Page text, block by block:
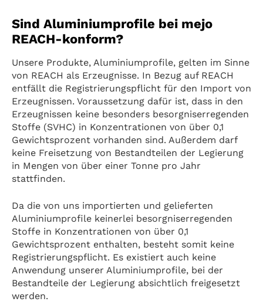
Sind Aluminiumprofile bei mejo
REACH-konform?
Unsere Produkte, Aluminiumprofile, gelten im Sinne
von REACH als Erzeugnisse. In Bezug auf REACH
entfällt die Registrierungspflicht für den Import von
Erzeugnissen. Voraussetzung dafür ist, dass in den
Erzeugnissen keine besonders besorgniserregenden
Stoffe (SVHC) in Konzentrationen von über 0,1
Gewichtsprozent vorhanden sind. Außerdem darf
keine Freisetzung von Bestandteilen der Legierung
in Mengen von über einer Tonne pro Jahr
stattfinden.
Da die von uns importierten und gelieferten
Aluminiumprofile keinerlei besorgniserregenden
Stoffe in Konzentrationen von über 0,1
Gewichtsprozent enthalten, besteht somit keine
Registrierungspflicht. Es existiert auch keine
Anwendung unserer Aluminiumprofile, bei der
Bestandteile der Legierung absichtlich freigesetzt
werden.